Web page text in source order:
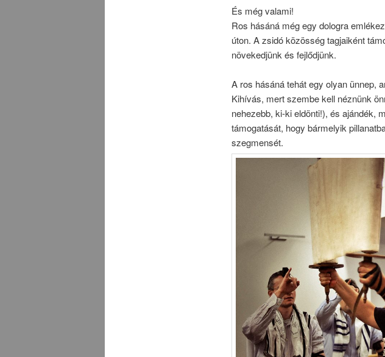
És még valami!
Ros hásáná még egy dologra
úton. A zsidó közösségtagjaiként
növekedjünk és fejlődjünk.
A ros hásáná tehát egy olyan ünnep,
Kihívás, mert szembe kell néznünk
nehezebb, ki-ki eldönti!), és ajándék,
támogatását, hogy bármelyik
szegmensét.